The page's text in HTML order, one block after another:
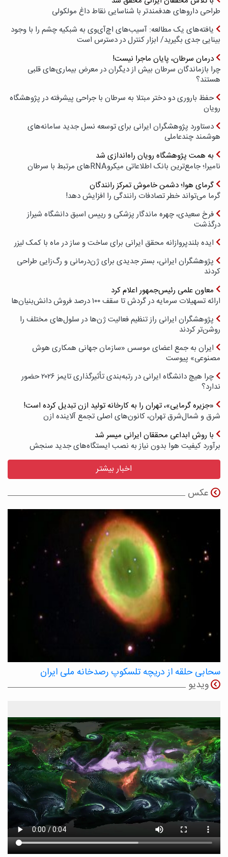
طراحی داروهای هدفمندتر با شناسایی نقاط داغ مولکولی
یافته‌های یک مطالعه: آسیب‌های اچ‌آی‌وی به شبکیه چشم را با وجود
بینایی جدی بگیرید/ ابزار کنترل در دسترس است
درمان سرطان، پایان ماجرا نیست!
چرا بازماندگان سرطان بیش از دیگران در معرض بیماری‌های قلبی
هستند؟
حفظ باروری دو دختر مبتلا به سرطان با جراحی پیشرفته در پژوهشگاه
رویان
دستاورد پژوهشگران ایرانی برای توسعه نسل جدید سامانه‌های
هوشمند چندعاملی
به همت پژوهشگاه رویان راه‌اندازی شد
نامیرا؛ جامع‌ترین بانک اطلاعاتی میکروRNAهای مرتبط با سرطان
گرمای هوا؛ دشمن خاموش تمرکز رانندگان
گرما می‌تواند خطر تصادفات رانندگی را افزایش دهد!
فرخ سعیدی، چهره ماندگار پزشکی و رییس اسبق دانشگاه شیراز
درگذشت
ایده بلندپروازانه محقق ایرانی برای ساخت و ساز در ماه با کمک لیزر
پژوهشگران ایرانی، بستر جدیدی برای ژن‌درمانی و رگ‌زایی طراحی
کردند
معاون علمی رئیس‌جمهور اعلام کرد
ارائه تسهیلات سرمایه در گردش تا سقف ۱۰۰ درصد فروش دانش‌بنیان‌ها
پژوهشگران ایرانی راز تنظیم فعالیت ژن‌ها در سلول‌های مختلف را
روشن‌تر کردند
ایران به جمع اعضای موسس «سازمان جهانی همکاری هوش
مصنوعی» پیوست
چرا هیچ دانشگاه ایرانی در رتبه‌بندی تأثیرگذاری تایمز ۲۰۲۶ حضور
ندارد؟
«جزیره گرمایی»، تهران را به کارخانه تولید ازن تبدیل کرده است!
شرق و شمال‌شرق تهران، کانون‌های اصلی تجمع آلاینده ازن
با روش ابداعی محققان ایرانی میسر شد
برآورد کیفیت هوا بدون نیاز به نصب ایستگاه‌های جدید سنجش
اخبار بیشتر
عکس
سحابی حلقه از دریچه تلسکوپ رصدخانه ملی ایران
ویدیو